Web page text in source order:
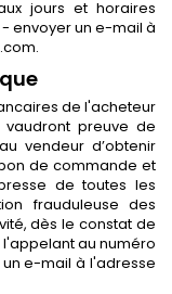
jours et horaires
- envoyer un e-mail à
de l'acheteur
preuve de
vendeur d’obtenir
de commande et
de toutes les
frauduleuse des
dès le constat de
au numéro
un e-mail à l'adresse